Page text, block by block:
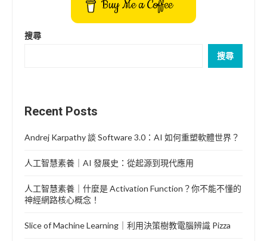
Buy Me a Coffee
搜尋
搜尋
Recent Posts
Andrej Karpathy 談 Software 3.0：AI 如何重塑軟體世界？
人工智慧素養｜AI 發展史：從起源到現代應用
人工智慧素養｜什麼是 Activation Function？你不能不懂的
神經網路核心概念！
Slice of Machine Learning｜利用決策樹教電腦辨識 Pizza